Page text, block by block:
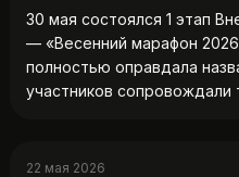
30 мая состоялся 1 этап
— «Весенний марафон
полностью оправдала
участников
22 мая 2026